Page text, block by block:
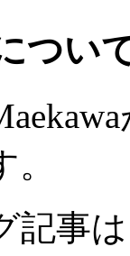
つい
記事